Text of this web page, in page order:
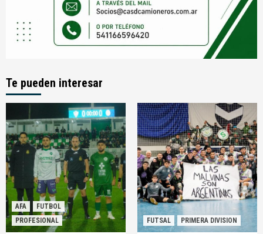
Te pueden interesar
AFA
FUTBOL
PROFESIONAL
FUTSAL PRIMERA DIVISION